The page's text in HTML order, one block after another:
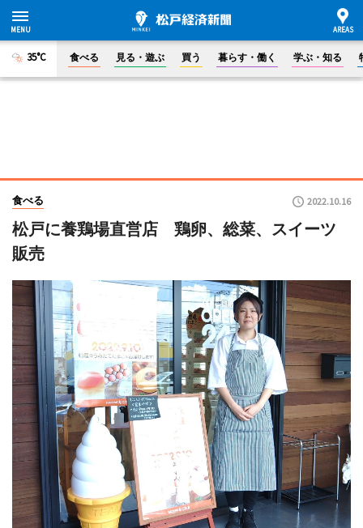
35°C 食べる 見る・遊ぶ 買う 暮らす・働く 学ぶ・知る
食べる 2022.10.16
松戸に養鶏場直営店 鶏卵、総菜、スイーツ
販売